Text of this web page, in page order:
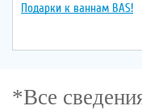
Подарки к ваннам BAS!
*Все